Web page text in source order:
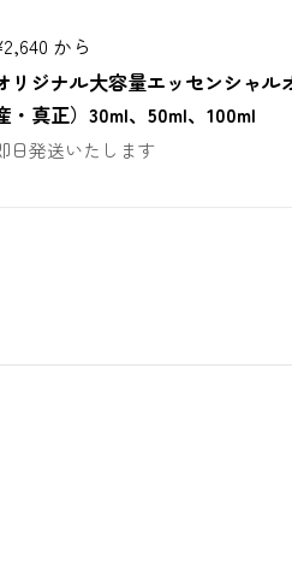
から
リジナル大容量エッセンシャル
・真正）30ml、50ml、100ml
日発送いたします